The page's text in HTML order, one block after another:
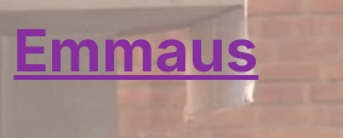
Emmaus